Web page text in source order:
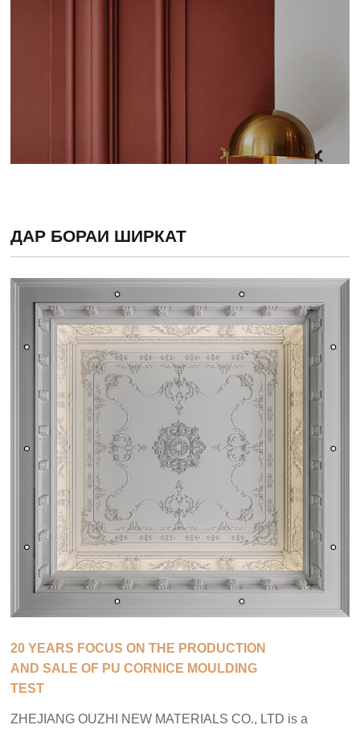
ДАР БОРАИ ШИРКАТ
20 YEARS FOCUS ON THE PRODUCTION
AND SALE OF PU CORNICE MOULDING
TEST
ZHEJIANG OUZHI NEW MATERIALS CO., LTD is a